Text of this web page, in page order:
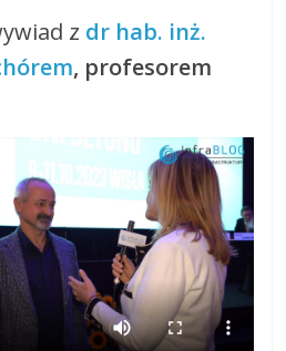
z dr hab. inż.
, profesorem